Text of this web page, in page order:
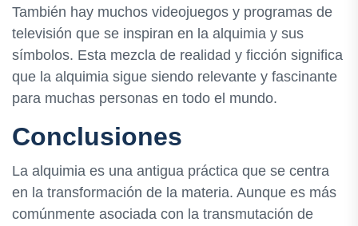
También hay muchos videojuegos y programas de
televisión que se inspiran en la alquimia y sus
símbolos. Esta mezcla de realidad y ficción significa
que la alquimia sigue siendo relevante y fascinante
para muchas personas en todo el mundo.
Conclusiones
La alquimia es una antigua práctica que se centra
en la transformación de la materia. Aunque es más
comúnmente asociada con la transmutación de